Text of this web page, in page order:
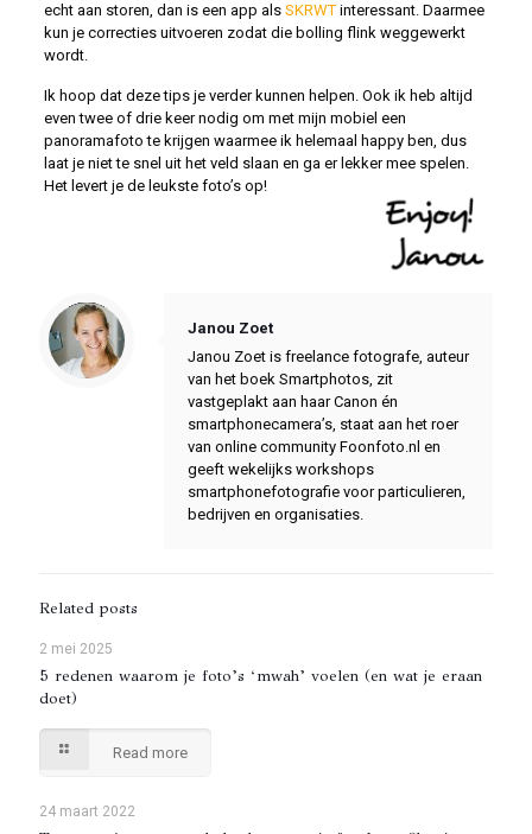
echt aan storen, dan is een app als SKRWTinteressant. Daarmee
kun je correcties uitvoeren zodat die bolling flink weggewerkt
wordt.
Ik hoop dat deze tips je verder kunnen helpen. Ook ik heb altijd
even twee of drie keer nodig om met mijn mobiel een
panoramafoto te krijgen waarmee ik helemaal happy ben, dus
laat je niet te snel uit het veld slaan en ga er lekker mee spelen.
Het levert je de leukste foto’s op!
Notice
: Trying to access array offset on value of type null in
/var/www/vhosts/foonfoto.nl/httpdocs/wp-content/themes/betheme/includes/content-single.php
on line286
Janou Zoet
Janou Zoet is freelance fotografe, auteur
van het boek Smartphotos, zit
vastgeplakt aan haar Canon én
smartphonecamera’s, staat aan het roer
van online community Foonfoto.nl en
geeft wekelijks workshops
smartphonefotografie voor particulieren,
bedrijven en organisaties.
Related posts
2 mei 2025
5 redenen waarom je foto’s ‘mwah’ voelen (en wat je eraan
doet)
Read more
24 maart 2022